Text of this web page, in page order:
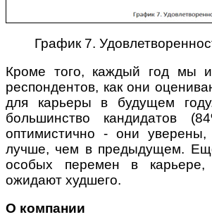
График 7.
Кроме того, каждый год мы
респондентов, как они
для карьеры в будущем
большинство кандидатов
оптимистично - они
лучше, чем в предыдущем.
особых перемен в
ожидают худшего.
О компании